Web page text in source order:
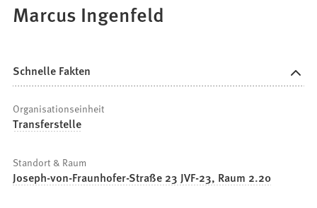
Marcus Ingenfeld
Schnelle Fakten
Organisationseinheit
Transferstelle
Standort & Raum
Joseph-von-Fraunhofer-Straße 23 JVF-23, Raum 2.20